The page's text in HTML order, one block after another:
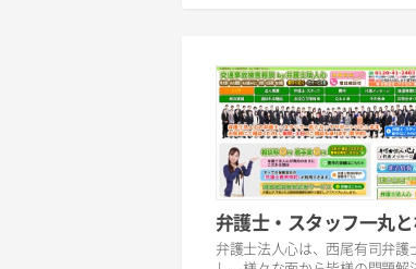
弁護士・スタッフ一丸
弁護士法人心は、西尾有司弁